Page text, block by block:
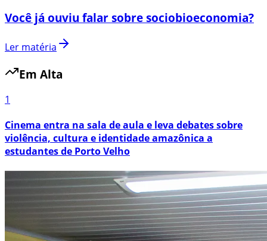
Você já ouviu falar sobre sociobioeconomia?
Ler matéria
Em Alta
1
Cinema entra na sala de aula e leva debates sobre
violência, cultura e identidade amazônica a
estudantes de Porto Velho